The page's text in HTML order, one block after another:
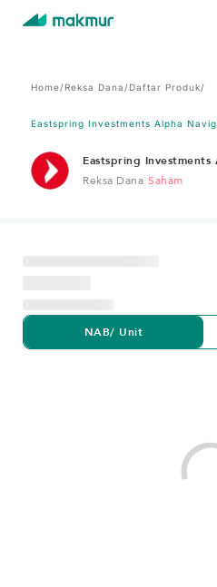
Home/Reksa Dana /Daftar Produk/
Eastspring Investments Alpha
Eastspring
Reksa Dana Saham
NAB/ Unit